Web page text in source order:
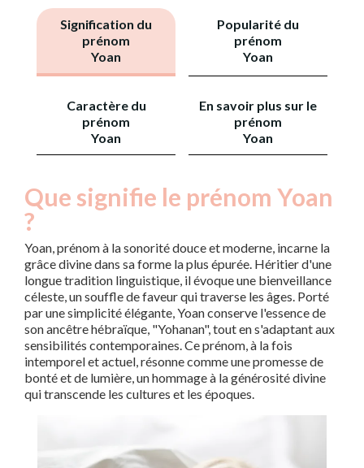
Signification du
prénom
Yoan
Popularité du
prénom
Yoan
Caractère du
prénom
Yoan
En savoir plus sur le
prénom
Yoan
Que signifie le prénom Yoan
?
Yoan, prénom à la sonorité douce et moderne, incarne la
grâce divine dans sa forme la plus épurée. Héritier d'une
longue tradition linguistique, il évoque une bienveillance
céleste, un souffle de faveur qui traverse les âges. Porté
par une simplicité élégante, Yoan conserve l'essence de
son ancêtre hébraïque, "Yohanan", tout en s'adaptant aux
sensibilités contemporaines. Ce prénom, à la fois
intemporel et actuel, résonne comme une promesse de
bonté et de lumière, un hommage à la générosité divine
qui transcende les cultures et les époques.